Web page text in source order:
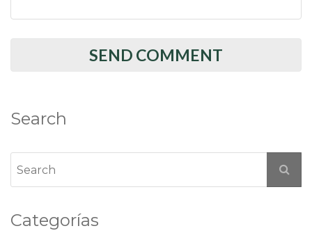
Search
Categorías